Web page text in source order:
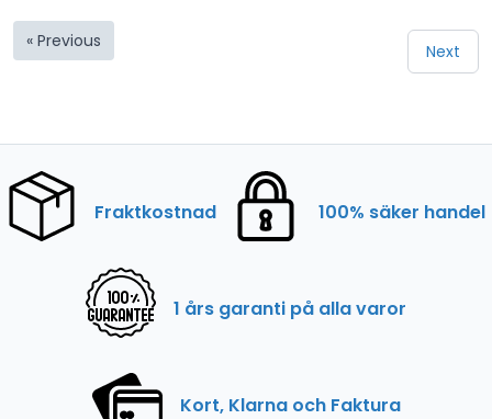
« Previous Next
Fraktkostnad 100% säker handel
1 års garanti på alla varor
Kort, Klarna och Faktura